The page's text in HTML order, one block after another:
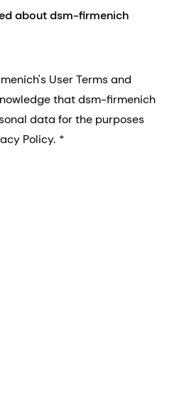
about dsm-firmenich
User Terms and
that dsm-firmenich
data for the purposes
Policy.